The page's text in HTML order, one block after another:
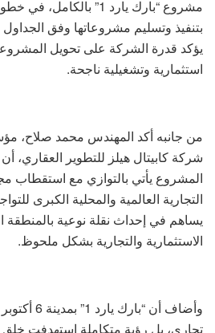
مشروع “بارك يارد 1”
بتنفيذ وتسليم مشروعاتها وفق الجداول
يؤكد قدرة الشركة على تحويل
استثمارية وتشغيلية ناجحة.
من جانبه أكد المهندس محمد صلاح،
شركة كابيتال هيلز للتطوير العقاري،
المشروع يأتي بالتوازي مع استقطاب
التجارية العالمية والمحلية الكبرى
يساهم في إحداث نقلة نوعية بالمنطقة
الاستثمارية والتجارية بشكل ملحوظ.
وأضاف أن
تجاري، بل رؤية متكاملة استهدفت